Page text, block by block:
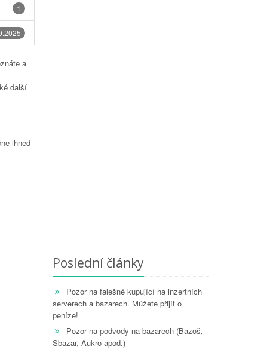
1
a
další
ihned
Poslední články
Pozor na falešné kupující na inzertních
serverech a bazarech. Můžete přijít o
peníze!
Pozor na podvody na bazarech (Bazoš,
Sbazar, Aukro apod.)